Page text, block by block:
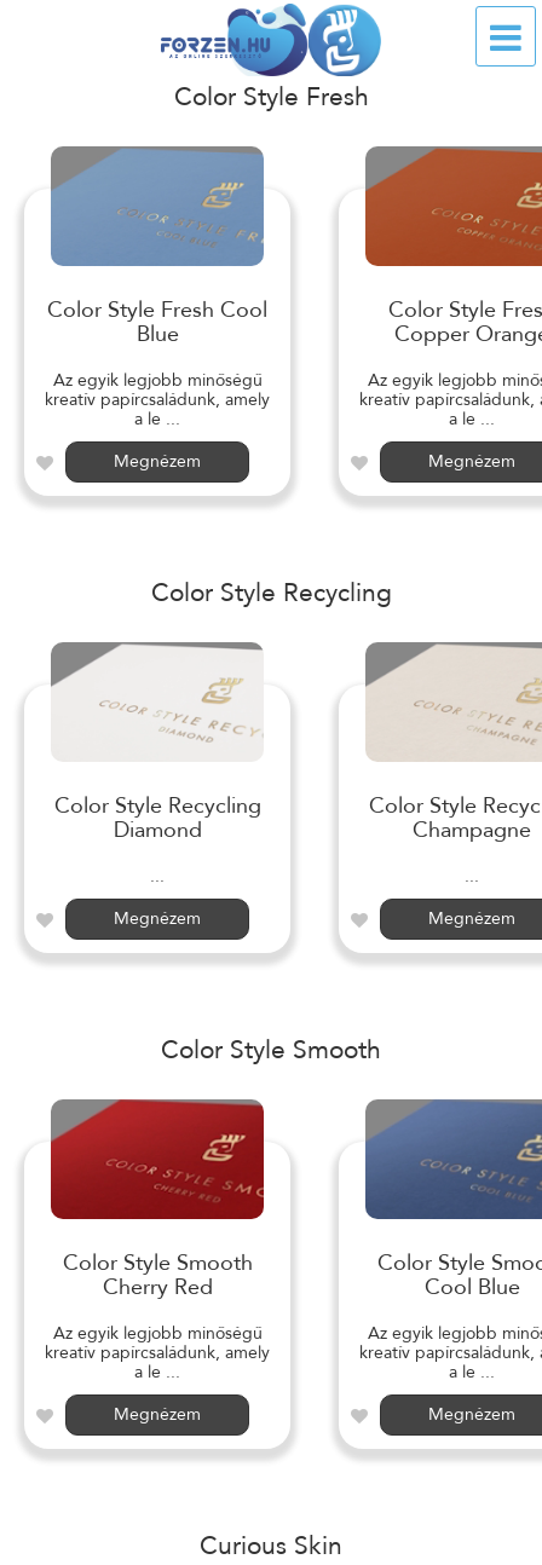
Color Style Fresh
Color Style Fresh Cool
Blue
Az egyik legjobb minőségű
kreatív papírcsaládunk, amely
a le ...
Megnézem
Color Style
Copper
Az egyik legjobb
kreatív papírcsaládunk,
a le ...
Megnézem
Color Style Recycling
Color Style Recycling
Diamond
...
Megnézem
Color Style
Champagne
...
Megnézem
Color Style Smooth
Color Style Smooth
Cherry Red
Az egyik legjobb minőségű
kreatív papírcsaládunk, amely
a le ...
Megnézem
Color Style
Cool Blue
Az egyik legjobb
kreatív papírcsaládunk,
a le ...
Megnézem
Curious Skin